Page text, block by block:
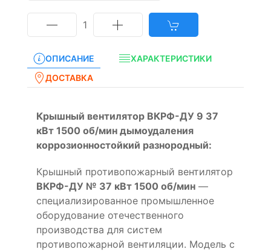
1
ОПИСАНИЕ
ХАРАКТЕРИСТИКИ
ДОСТАВКА
Крышный вентилятор ВКРФ-ДУ 9 37
кВт 1500 об/мин дымоудаления
коррозионностойкий разнородный:
Крышный противопожарный вентилятор
ВКРФ-ДУ № 37 кВт 1500 об/мин —
специализированное промышленное
оборудование отечественного
производства для систем
противопожарной вентиляции. Модель с